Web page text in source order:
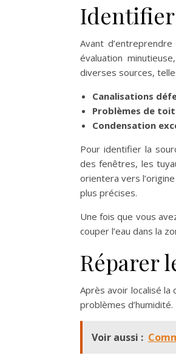
Identifier
Avant
évaluation
diverses sources,
Canalisations
Problèmes de
Condensation
Pour identifier la
des fenêtres, les
orientera vers
plus précises.
Une fois que vous
couper l’eau dans la
Réparer
Après avoir localisé la
problèmes d’humidité.
Voir aussi :